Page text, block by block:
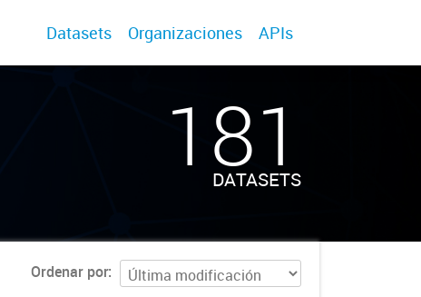
Datasets Organizaciones APIs
181
DATASETS
Ordenar por